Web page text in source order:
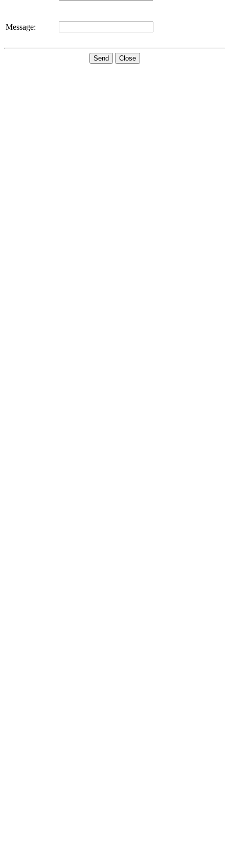
Message:
Send Close